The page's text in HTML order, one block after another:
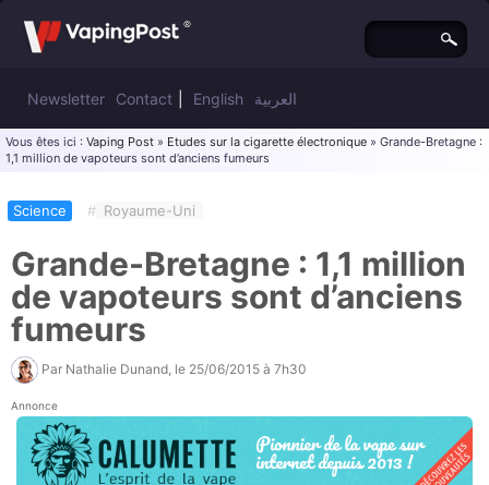
Newsletter Contact English العربية
Vous êtes ici : Vaping Post » Etudes sur la cigarette électronique » Grande-Bretagne :
1,1 million de vapoteurs sont d’anciens fumeurs
Science # Royaume-Uni
Grande-Bretagne : 1,1 million
de vapoteurs sont d’anciens
fumeurs
Par Nathalie Dunand , le 25/06/2015 à 7h30
Annonce